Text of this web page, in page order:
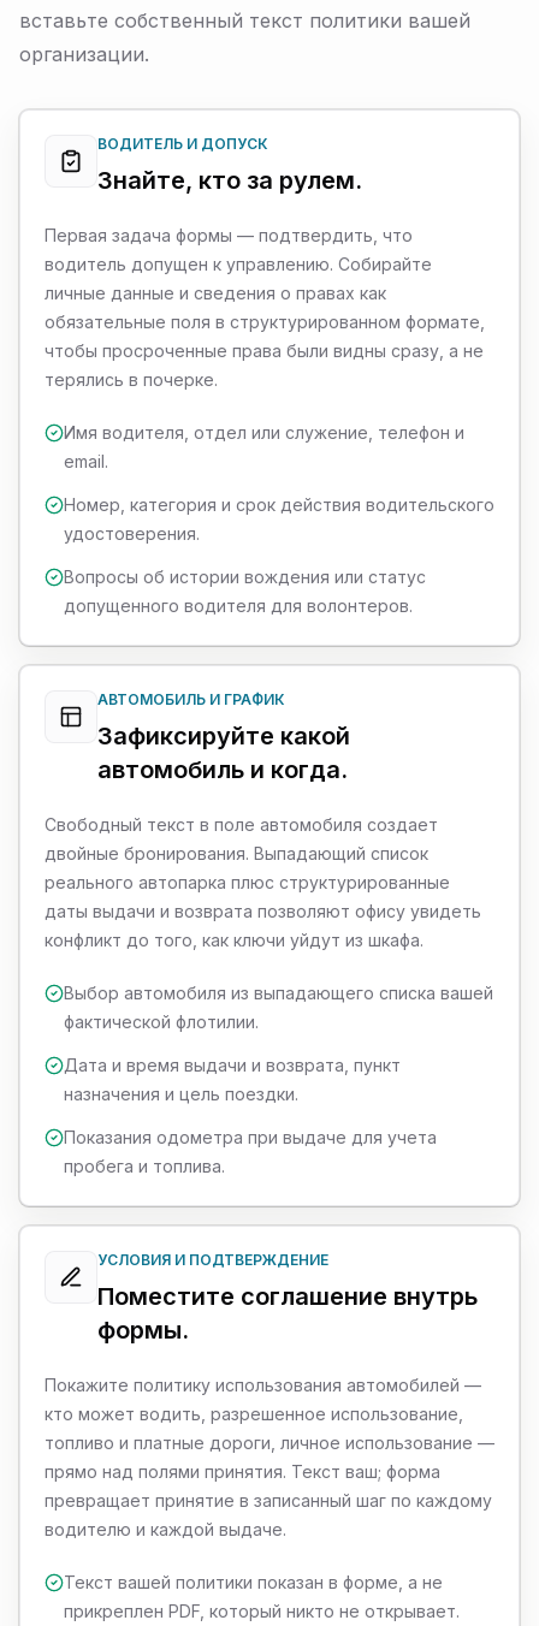
вставьте собственный текст политики вашей
организации.
ВОДИТЕЛЬ И ДОПУСК
Знайте, кто за рулем.
Первая задача формы — подтвердить, что
водитель допущен к управлению. Собирайте
личные данные и сведения о правах как
обязательные поля в структурированном формате,
чтобы просроченные права были видны сразу, а не
терялись в почерке.
Имя водителя, отдел или служение, телефон и
email.
Номер, категория и срок действия водительского
удостоверения.
Вопросы об истории вождения или статус
допущенного водителя для волонтеров.
АВТОМОБИЛЬ И ГРАФИК
Зафиксируйте какой
автомобиль и когда.
Свободный текст в поле автомобиля создает
двойные бронирования. Выпадающий список
реального автопарка плюс структурированные
даты выдачи и возврата позволяют офису увидеть
конфликт до того, как ключи уйдут из шкафа.
Выбор автомобиля из выпадающего списка вашей
фактической флотилии.
Дата и время выдачи и возврата, пункт
назначения и цель поездки.
Показания одометра при выдаче для учета
пробега и топлива.
УСЛОВИЯ И ПОДТВЕРЖДЕНИЕ
Поместите соглашение внутрь
формы.
Покажите политику использования автомобилей —
кто может водить, разрешенное использование,
топливо и платные дороги, личное использование —
прямо над полями принятия. Текст ваш; форма
превращает принятие в записанный шаг по каждому
водителю и каждой выдаче.
Текст вашей политики показан в форме, а не
прикреплен PDF, который никто не открывает.